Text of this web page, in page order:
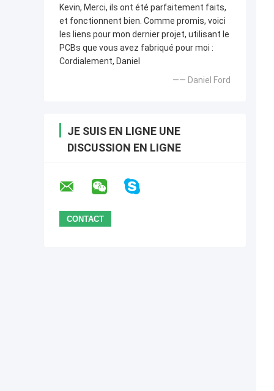
Kevin, Merci, ils ont été parfaitement faits,
et fonctionnent bien. Comme promis, voici
les liens pour mon dernier projet, utilisant le
PCBs que vous avez fabriqué pour moi :
Cordialement, Daniel
—— Daniel Ford
JE SUIS EN LIGNE UNE
DISCUSSION EN LIGNE